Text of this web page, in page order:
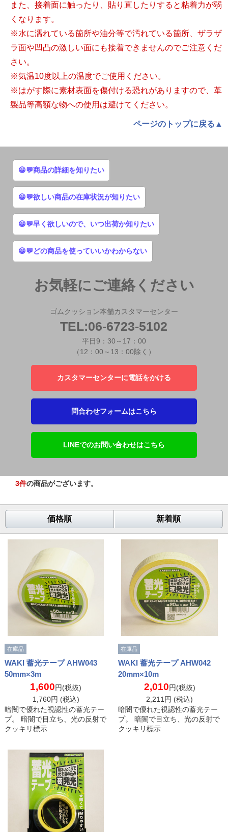
また、接着面に触ったり、貼り直したりすると粘着力が弱
くなります。
※水に濡れている箇所や油分等で汚れている箇所、ザラザ
ラ面や凹凸の激しい面にも接着できませんのでご注意くだ
さい。
※気温10度以上の温度でご使用ください。
※はがす際に素材表面を傷付ける恐れがありますので、革
製品等高額な物への使用は避けてください。
ページのトップに戻る▲
😀💬商品の詳細を知りたい
😀💬欲しい商品の在庫状況が知りたい
😀💬早く欲しいので、いつ出荷か知りたい
😀💬どの商品を使っていいかわからない
お気軽にご連絡ください
ゴムクッション本舗カスタマーセンター
TEL:06-6723-5102
平日9：30～17：00
（12：00～13：00除く）
カスタマーセンターに電話をかける
問合わせフォームはこちら
LINEでのお問い合わせはこちら
3件の商品がございます。
価格順 新着順
在庫品
WAKI 蓄光テープ AHW043
50mm×3m
1,600円(税抜)
1,760円 (税込)
暗闇で優れた視認性の蓄光テー
プ。 暗闇で目立ち、光の反射で
クッキリ標示
在庫品
WAKI 蓄光テープ AHW042
20mm×10m
2,010円(税抜)
2,211 円 (税込)
暗闇で優れた視認性の蓄光テー
プ。 暗闇で目立ち、光の反射で
クッキリ標示